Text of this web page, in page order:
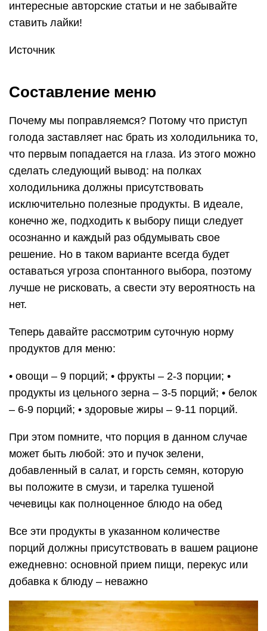
интересные авторские статьи и не забывайте
ставить лайки!
Источник
Составление меню
Почему мы поправляемся? Потому что приступ
голода заставляет нас брать из холодильника то,
что первым попадается на глаза. Из этого можно
сделать следующий вывод: на полках
холодильника должны присутствовать
исключительно полезные продукты. В идеале,
конечно же, подходить к выбору пищи следует
осознанно и каждый раз обдумывать свое
решение. Но в таком варианте всегда будет
оставаться угроза спонтанного выбора, поэтому
лучше не рисковать, а свести эту вероятность на
нет.
Теперь давайте рассмотрим суточную норму
продуктов для меню:
• овощи – 9 порций; • фрукты – 2-3 порции; •
продукты из цельного зерна – 3-5 порций; • белок
– 6-9 порций; • здоровые жиры – 9-11 порций.
При этом помните, что порция в данном случае
может быть любой: это и пучок зелени,
добавленный в салат, и горсть семян, которую
вы положите в смузи, и тарелка тушеной
чечевицы как полноценное блюдо на обед
Все эти продукты в указанном количестве
порций должны присутствовать в вашем рационе
ежедневно: основной прием пищи, перекус или
добавка к блюду – неважно